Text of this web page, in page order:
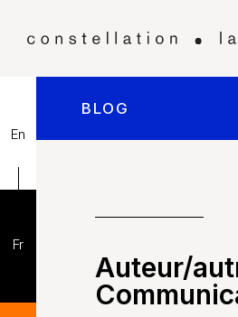
En
Fr
BLOG
Auteur/